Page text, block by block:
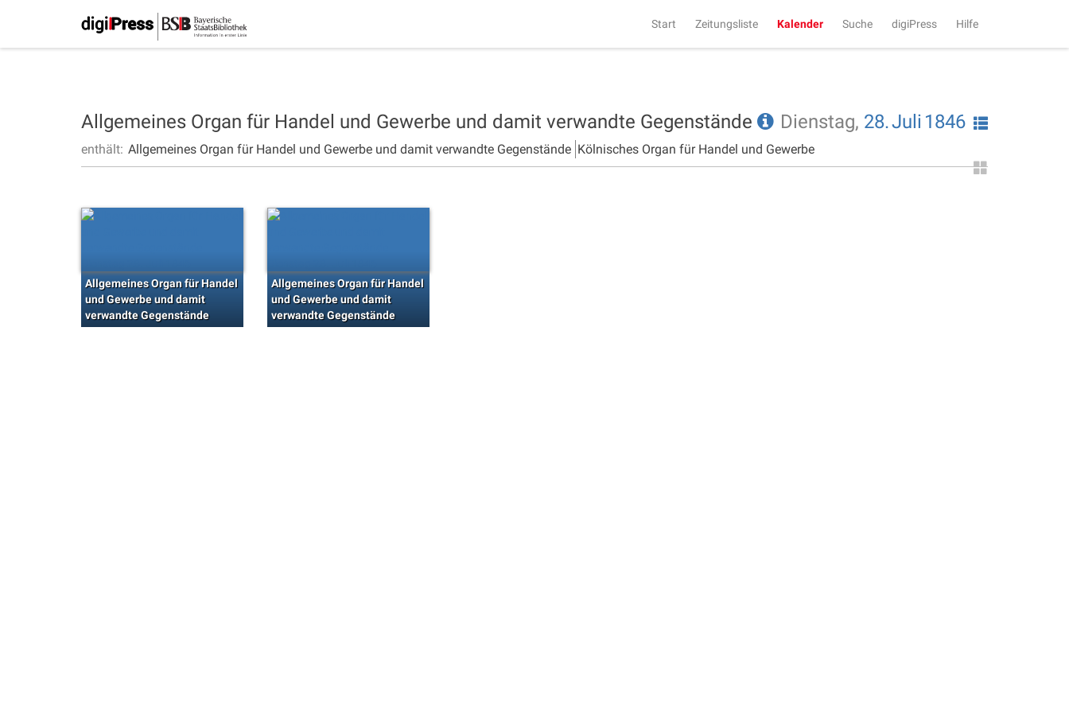
Start Zeitungsliste Kalender Suche digiPress Hilfe
Allgemeines Organ für Handel und Gewerbe und damit verwandte Gegenstände Dienstag, 28.Juli 1846
enthält: Allgemeines Organ für Handel und Gewerbe und damit verwandte Gegenstände Kölnisches Organ für Handel und Gewerbe
Allgemeines Organ für Handel
und Gewerbe und damit
verwandte Gegenstände
Allgemeines Organ für Handel
und Gewerbe und damit
verwandte Gegenstände